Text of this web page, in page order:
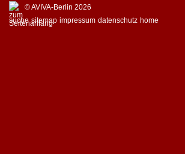
© AVIVA-Berlin 2026
suche sitemap impressum datenschutz home